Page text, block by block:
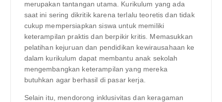
merupakan tantangan utama. Kurikulum yang ada
saat ini sering dikritik karena terlalu teoretis dan tidak
cukup mempersiapkan siswa untuk memiliki
keterampilan praktis dan berpikir kritis. Memasukkan
pelatihan kejuruan dan pendidikan kewirausahaan ke
dalam kurikulum dapat membantu anak sekolah
mengembangkan keterampilan yang mereka
butuhkan agar berhasil di pasar kerja.
Selain itu, mendorong inklusivitas dan keragaman